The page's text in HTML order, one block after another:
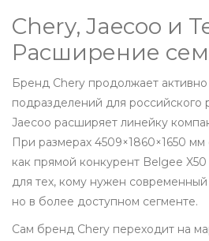
Chery, Jaecoo и
Расширение
Бренд Chery продолжает активно
подразделений для
Jaecoo расширяет линейку
При размерах 4509×1860×1650
как прямой конкурент Belgee
для тех, кому нужен
но в более доступном сегменте.
Сам бренд Chery переходит на